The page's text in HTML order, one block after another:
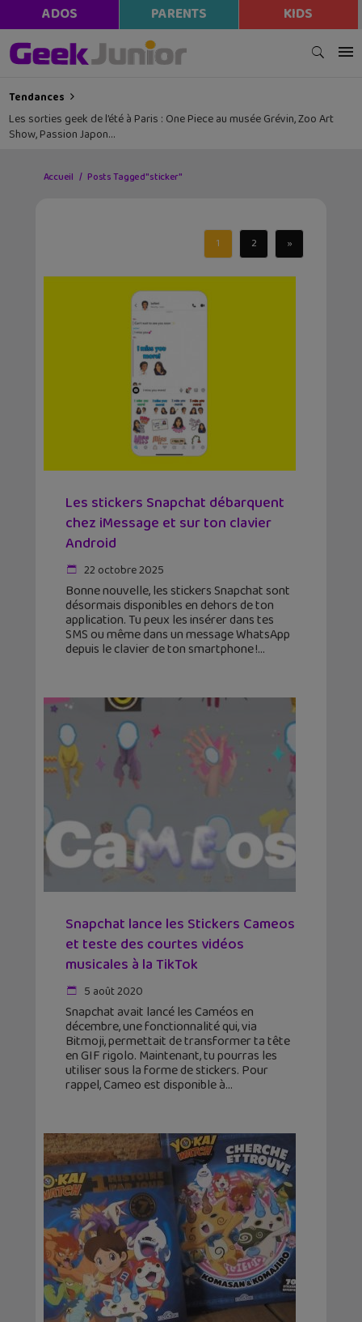
ADOS PARENTS KIDS
Tendances
Les sorties geek de l’été à Paris : One Piece au musée Grévin, Zoo Art
Show, Passion Japon…
Accueil Posts Tagged "sticker"
1 2 »
Les stickers Snapchat débarquent
chez iMessage et sur ton clavier
Android
22 octobre 2025
Bonne nouvelle, les stickers Snapchat sont
désormais disponibles en dehors de ton
application. Tu peux les insérer dans tes
SMS ou même dans un message WhatsApp
depuis le clavier de ton smartphone !
Snapchat lance les Stickers Cameos
et teste des courtes vidéos
musicales à la TikTok
5 août 2020
Snapchat avait lancé les Caméos en
décembre, une fonctionnalité qui, via
Bitmoji, permettait de transformer ta tête
en GIF rigolo. Maintenant, tu pourras les
utiliser sous la forme de stickers. Pour
rappel, Cameo est disponible à